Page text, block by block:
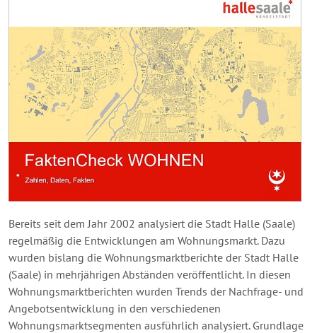
Bereits seit dem Jahr 2002 analysiert die Stadt Halle (Saale)
regelmäßig die Entwicklungen am Wohnungsmarkt. Dazu
wurden bislang die Wohnungsmarktberichte der Stadt Halle
(Saale) in mehrjährigen Abständen veröffentlicht. In diesen
Wohnungsmarktberichten wurden Trends der Nachfrage- und
Angebotsentwicklung in den verschiedenen
Wohnungsmarktsegmenten ausführlich analysiert. Grundlage